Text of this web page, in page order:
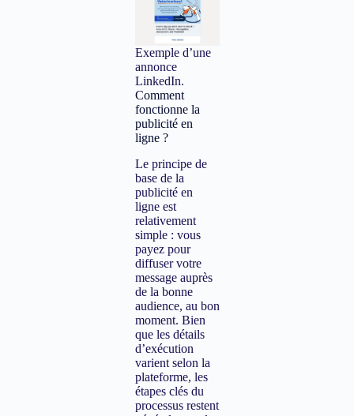
Exemple d’une
annonce
LinkedIn.
Comment
fonctionne la
publicité en
ligne ?
Le principe de
base de la
publicité en
ligne est
relativement
simple : vous
payez pour
diffuser votre
message auprès
de la bonne
audience, au bon
moment. Bien
que les détails
d’exécution
varient selon la
plateforme, les
étapes clés du
processus restent